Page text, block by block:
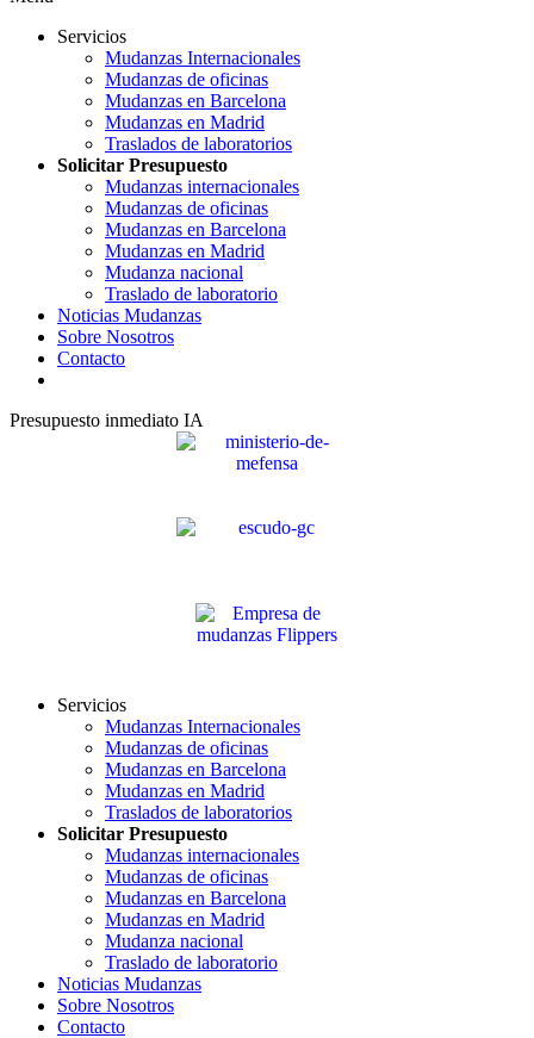
Servicios
Mudanzas Internacionales
Mudanzas de oficinas
Mudanzas en Barcelona
Mudanzas en Madrid
Traslados de laboratorios
Solicitar Presupuesto
Mudanzas internacionales
Mudanzas de oficinas
Mudanzas en Barcelona
Mudanzas en Madrid
Mudanza nacional
Traslado de laboratorio
Noticias Mudanzas
Sobre Nosotros
Contacto
Presupuesto inmediato IA
Servicios
Mudanzas Internacionales
Mudanzas de oficinas
Mudanzas en Barcelona
Mudanzas en Madrid
Traslados de laboratorios
Solicitar Presupuesto
Mudanzas internacionales
Mudanzas de oficinas
Mudanzas en Barcelona
Mudanzas en Madrid
Mudanza nacional
Traslado de laboratorio
Noticias Mudanzas
Sobre Nosotros
Contacto